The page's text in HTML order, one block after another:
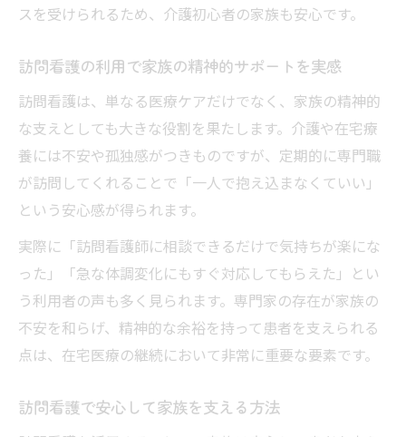
スを受けられるため、介護初心者の家族も安心です。
訪問看護の利用で家族の精神的サポートを実感
訪問看護は、単なる医療ケアだけでなく、家族の精神的
な支えとしても大きな役割を果たします。介護や在宅療
養には不安や孤独感がつきものですが、定期的に専門職
が訪問してくれることで「一人で抱え込まなくていい」
という安心感が得られます。
実際に「訪問看護師に相談できるだけで気持ちが楽にな
った」「急な体調変化にもすぐ対応してもらえた」とい
う利用者の声も多く見られます。専門家の存在が家族の
不安を和らげ、精神的な余裕を持って患者を支えられる
点は、在宅医療の継続において非常に重要な要素です。
訪問看護で安心して家族を支える方法